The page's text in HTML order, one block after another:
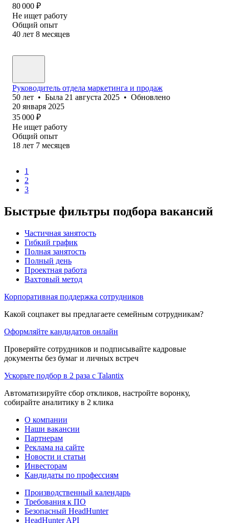
80 000 ₽
Не ищет работу
Общий опыт
40 лет 8 месяцев
Руководитель отдела маркетинга и продаж
50 лет • Была 21 августа 2025 • Обновлено
20 января 2025
35 000 ₽
Не ищет работу
Общий опыт
18 лет 7 месяцев
1
2
3
Быстрые фильтры подбора вакансий
Частичная занятость
Гибкий график
Полная занятость
Полный день
Проектная работа
Вахтовый метод
Корпоративная поддержка сотрудников
Какой соцпакет вы предлагаете семейным сотрудникам?
Оформляйте кандидатов онлайн
Проверяйте сотрудников и подписывайте кадровые
документы без бумаг и личных встреч
Ускорьте подбор в 2 раза с Talantix
Автоматизируйте сбор откликов, настройте воронку,
собирайте аналитику в 2 клика
О компании
Наши вакансии
Партнерам
Реклама на сайте
Новости и статьи
Инвесторам
Кандидаты по профессиям
Производственный календарь
Требования к ПО
Безопасный HeadHunter
HeadHunter API